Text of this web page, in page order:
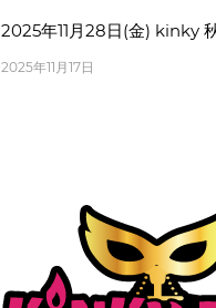
2025年11月28日(金) kinky
2025年11月17日